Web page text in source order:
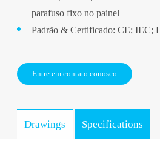
parafuso fixo no painel
Padrão & Certificado: CE; IEC;
Entre em contato conosco
Drawings Specifications